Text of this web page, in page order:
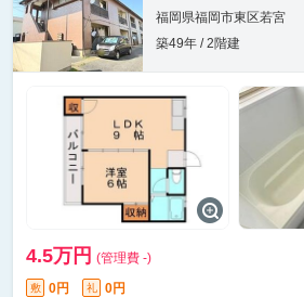
福岡県福岡市東区若宮
築49年 / 2階建
4.5万円 (管理費 -)
敷 0円 礼
0円